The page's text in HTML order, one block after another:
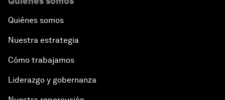
Quiénes somos
Nuestra estrategia
Cómo trabajamos
Liderazgo y gobernanza